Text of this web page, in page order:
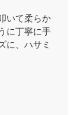
いて柔らか
に丁寧に手
に、ハサミ